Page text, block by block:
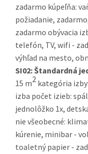
zadarmo kúpeľňa:
požiadanie,
zadarmo obývacia
telefón, TV, wifi -
výhľad na mesto,
SI02:Štandardná
15 m2 kategória
izba počet izieb:
jednolôžko 1x,
nie všeobecné:
kúrenie, minibar -
toaletný papier -